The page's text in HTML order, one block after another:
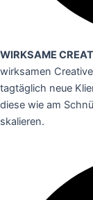
WIRKSAME
wirksamen
tagtäglich neue
diese wie am
skalieren.